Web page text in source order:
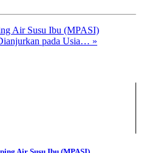
Air Susu Ibu (MPASI)
pada Usia… »